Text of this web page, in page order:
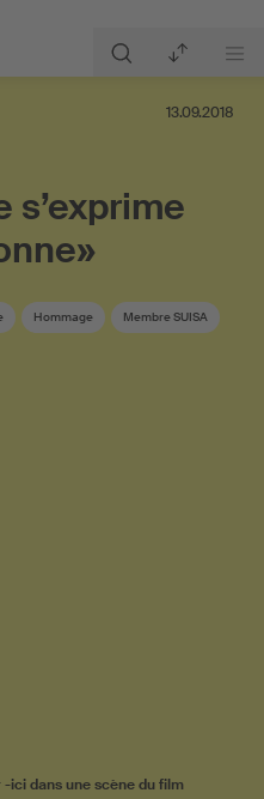
13.09.2018
s’exprime
Hommage Membre SUISA
ici dans une scène du film